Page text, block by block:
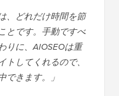
、どれだけ時間を節
とです。手動ですべ
りに、AIOSEOは重
してくれるので、
できます。」